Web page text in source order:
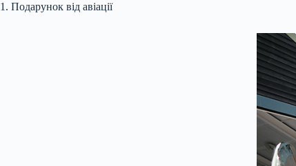
1. Подарунок від авіації